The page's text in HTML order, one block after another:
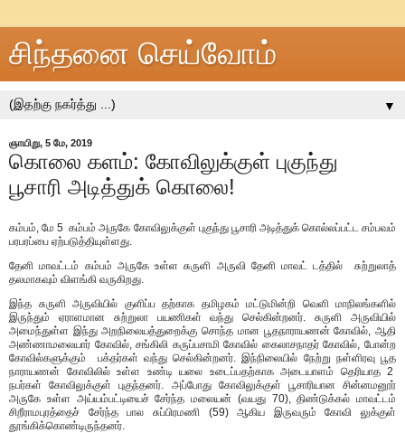
சிந்தனை செய்வோம்
▼
ஞாயிறு, 5 மே, 2019
கொலை களம்: கோவிலுக்குள் புகுந்து
பூசாரி அடித்துக் கொலை!
கம்பம், மே 5 கம்பம் அருகே கோவிலுக்குள் புகுந்து பூசாரி அடித்துக் கொல்லப்பட்ட சம்பவம்
பரபரப்பை ஏற்படுத்தியுள்ளது.
தேனி மாவட்டம் கம்பம் அருகே உள்ள சுருளி அருவி தேனி மாவட் டத்தில் சுற்றுலாத்
தலமாகவும் விளங்கி வருகிறது.
இந்த சுருளி அருவியில் குளிப்ப தற்காக தமிழகம் மட்டுமின்றி வெளி மாநிலங்களில்
இருந்தும் ஏராளமான சுற்றுலா பயணிகள் வந்து செல்கின்றனர். சுருளி அருவியில்
அமைந்துள்ள இந்து அறநிலையத்துறைக்கு சொந்த மான பூதநாராயணன் கோவில், ஆதி
அண்ணாமலையார் கோவில், சங்கிலி கருப்பசாமி கோவில் கைலாசநாதர் கோவில், போன்ற
கோவில்களுக்கும் பக்தர்கள் வந்து செல்கின்றனர். இந்நிலையில் நேற்று நள்ளிரவு பூத
நாராயணன் கோவிலில் உள்ள உண்டி யலை உடைப்பதற்காக அடையாளம் தெரியாத 2
நபர்கள் கோவிலுக்குள் புகுந்தனர். அப்போது கோவிலுக்குள் பூசாரியான சின்னமனூர்
அருகே உள்ள அய்யம்பட்டியைச் சேர்ந்த மலையன் (வயது 70), திண்டுக்கல் மாவட்டம்
சிறீராமபுரத்தைச் சேர்ந்த பால சுப்பிரமணி (59) ஆகிய இருவரும் கோவி லுக்குள்
தூங்கிக்கொண்டிருந்தனர்.